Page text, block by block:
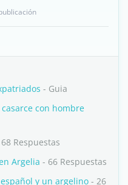
- Guia
con hombre
Respuestas
Argelia - 66 Respuestas
y un argelino - 26